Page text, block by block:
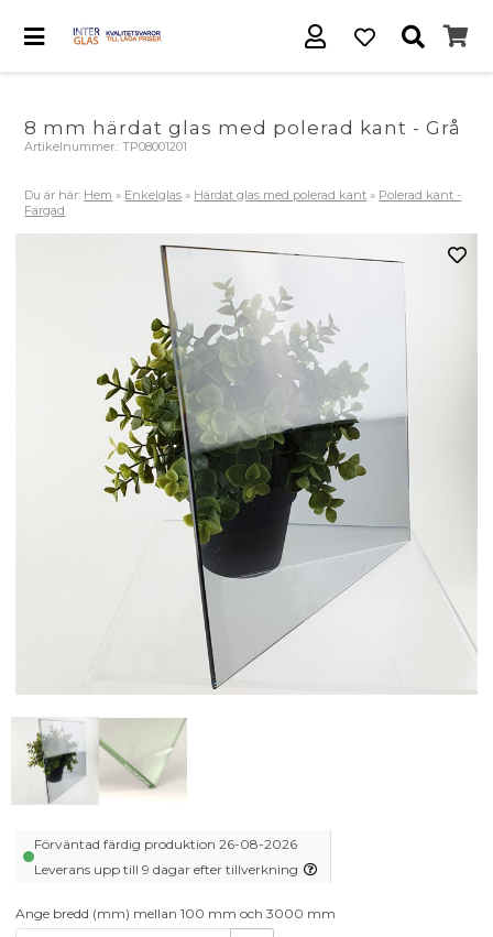
8 mm härdat glas med polerad kant - Grå
Artikelnummer.:TP08001201
Du är här: Hem » Enkelglas » Härdat glas med polerad kant » Polerad kant -
Färgad
Förväntad färdig produktion 26-08-2026
Leverans upp till 9 dagar efter tillverkning
Ange bredd (mm) mellan 100 mm och 3000 mm